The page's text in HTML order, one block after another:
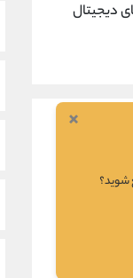
دیجیتال
×
شوید؟